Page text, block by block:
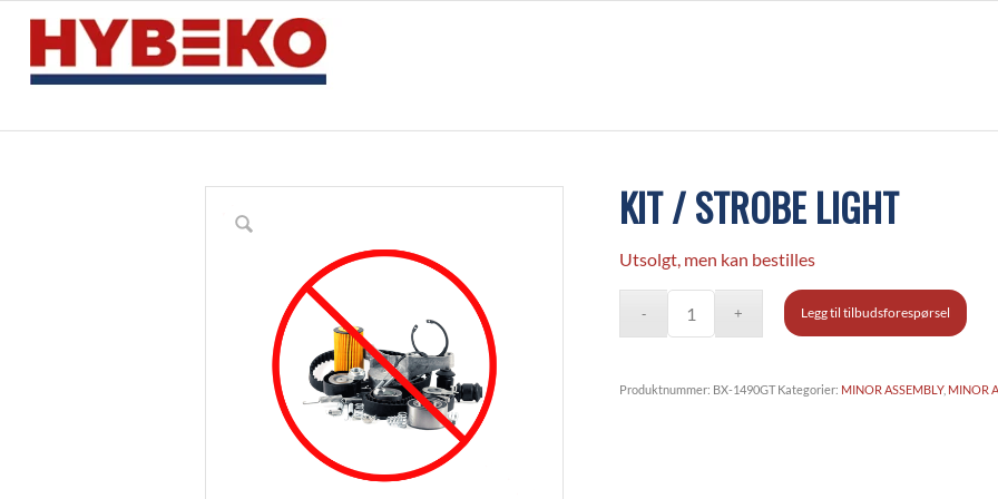
KIT / STROBE LIGHT
Utsolgt, men kan bestilles
Legg til tilbudsforespørsel
Produktnummer: BX-1490GT Kategorier: MINOR ASSEMBLY, MINOR